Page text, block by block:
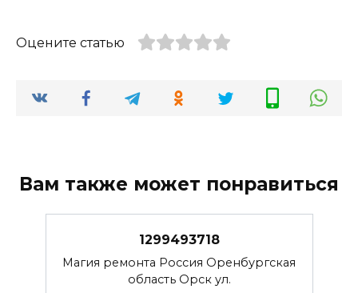
Оцените статью
Вам также может понравиться
1299493718
Магия ремонта Россия Оренбургская
область Орск ул.